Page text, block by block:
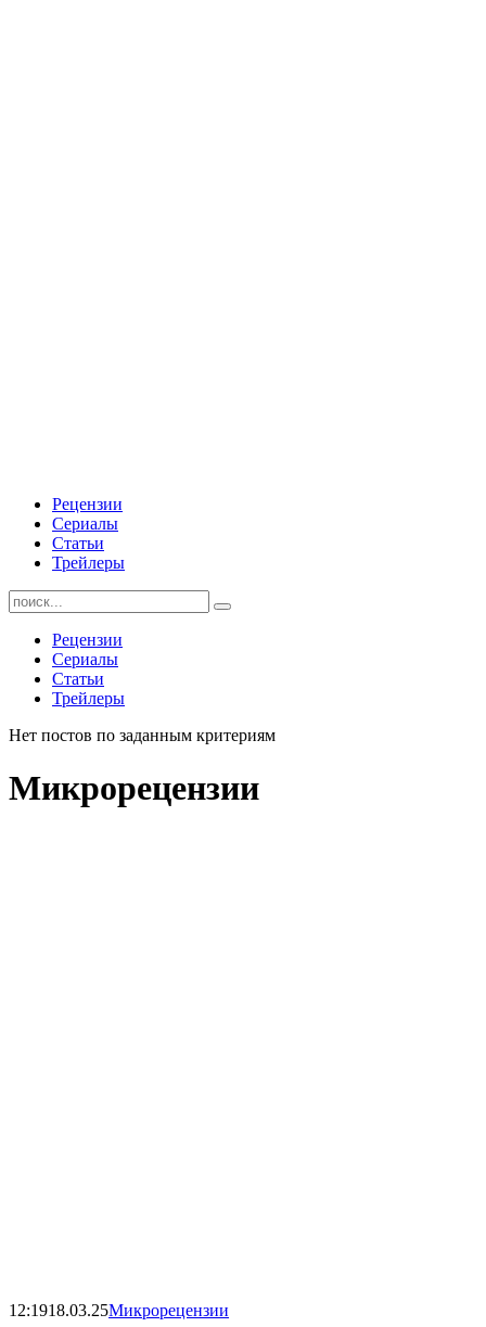
Рецензии
Сериалы
Статьи
Трейлеры
Найти:
Рецензии
Сериалы
Статьи
Трейлеры
Нет постов по заданным критериям
Микрорецензии
12:1918.03.25Микрорецензии